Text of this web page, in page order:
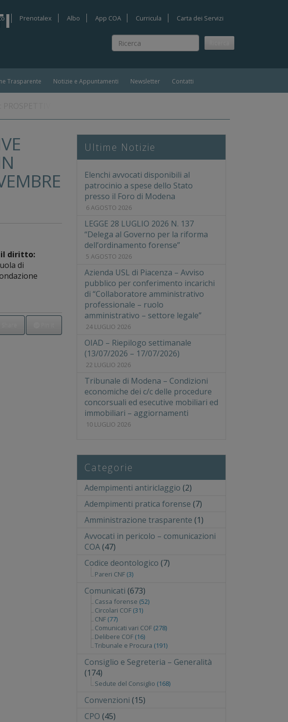
Ricerca
Prenotalex Albo App COA Curricula Carta dei Servizi
Trasparente Notizie e Appuntamenti Newsletter Contatti
il diritto:
di
Ultime Notizie
Elenchi avvocati disponibili al
patrocinio a spese dello Stato
presso il Foro di Modena
6 AGOSTO 2026
LEGGE 28 LUGLIO 2026 N. 137
“Delega al Governo per la riforma
dell’ordinamento forense”
5 AGOSTO 2026
Azienda USL di Piacenza – Avviso
pubblico per conferimento incarichi
di “Collaboratore amministrativo
professionale – ruolo
amministrativo – settore legale”
24 LUGLIO 2026
OIAD – Riepilogo settimanale
(13/07/2026 – 17/07/2026)
22 LUGLIO 2026
Tribunale di Modena – Condizioni
economiche dei c/c delle procedure
concorsuali ed esecutive mobiliari ed
immobiliari – aggiornamenti
10 LUGLIO 2026
Categorie
Adempimenti antiriclaggio (2)
Adempimenti pratica forense (7)
Amministrazione trasparente (1)
Avvocati in pericolo – comunicazioni
COA(47)
Codice deontologico (7)
Pareri CNF (3)
Comunicati (673)
Cassa forense (52)
Circolari COF (31)
CNF (77)
Comunicati vari COF (278)
Delibere COF (16)
Tribunale e Procura (191)
Consiglio e Segreteria – Generalità
(174)
Sedute del Consiglio (168)
Convenzioni (15)
CPO (45)